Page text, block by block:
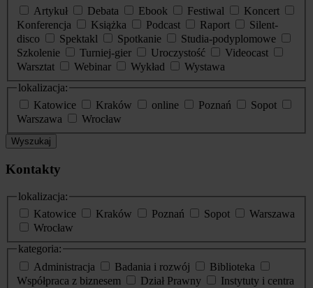
Artykuł
Debata Ebook Festiwal
Koncert
Konferencja
Książka Podcast Raport
Silent-
disco
Spektakl Spotkanie
Studia-podyplomowe
Szkolenie
Turniej-gier Uroczystość
Videocast
Warsztat
Webinar Wykład
Wystawa
lokalizacja:
Katowice
Kraków online Poznań
Sopot
Warszawa
Wrocław
Wyszukaj
Kontakty
lokalizacja:
Katowice
Kraków Poznań Sopot
Warszawa
Wrocław
kategoria:
Administracja
Badania i rozwój
Biblioteka
Współpraca z biznesem
Dział Prawny
Instytuty i centra